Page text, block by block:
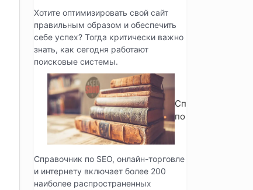
Хотите оптимизировать свой сайт
правильным образом и обеспечить
себе успех? Тогда критически важно
знать, как сегодня работают
поисковые системы.
Справочник
по SEO
Справочник по SEO, онлайн-торговле
и интернету включает более 200
наиболее распространенных